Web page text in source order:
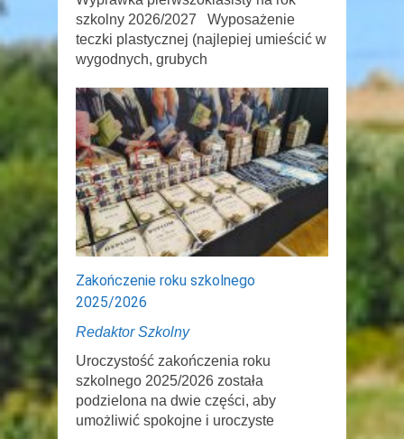
szkolny 2026/2027 Wyposażenie
teczki plastycznej (najlepiej umieścić w
wygodnych, grubych
Zakończenie roku szkolnego
2025/2026
Redaktor Szkolny
Uroczystość zakończenia roku
szkolnego 2025/2026 została
podzielona na dwie części, aby
umożliwić spokojne i uroczyste